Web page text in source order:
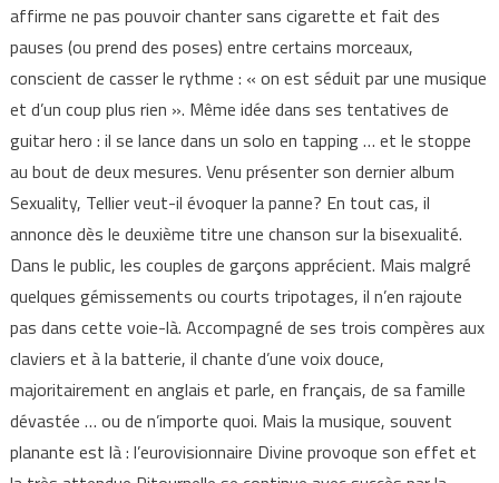
affirme ne pas pouvoir chanter sans cigarette et fait des
pauses (ou prend des poses) entre certains morceaux,
conscient de casser le rythme : « on est séduit par une musique
et d’un coup plus rien ». Même idée dans ses tentatives de
guitar hero : il se lance dans un solo en tapping … et le stoppe
au bout de deux mesures. Venu présenter son dernier album
Sexuality, Tellier veut-il évoquer la panne? En tout cas, il
annonce dès le deuxième titre une chanson sur la bisexualité.
Dans le public, les couples de garçons apprécient. Mais malgré
quelques gémissements ou courts tripotages, il n’en rajoute
pas dans cette voie-là. Accompagné de ses trois compères aux
claviers et à la batterie, il chante d’une voix douce,
majoritairement en anglais et parle, en français, de sa famille
dévastée … ou de n’importe quoi. Mais la musique, souvent
planante est là : l’eurovisionnaire Divine provoque son effet et